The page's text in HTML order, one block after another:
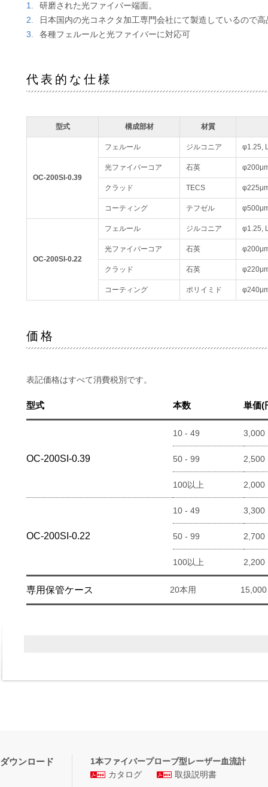
研磨された光ファイバー端面。
日本国内の光コネクタ加工専門会社にて製造しているので高
各種フェルールと光ファイバーに対応可
代表的な仕様
型式 構成部材 材質
OC-200SI-0.39
フェルール ジルコニア φ1.25,
光ファイバーコア 石英
クラッド TECS
コーティング テフゼル
OC-200SI-0.22
フェルール ジルコニア φ1.25,
光ファイバーコア 石英
クラッド 石英
コーティング ポリイミド
価格
表記価格はすべて消費税別です。
型式 本数 単価(
OC-200SI-0.39
10 - 49 3,000
50 - 99 2,500
100以上 2,000
OC-200SI-0.22
10 - 49 3,300
50 - 99 2,700
100以上 2,200
専用保管ケース 20本用 15,000
ダウンロード
1本ファイバープローブ型レーザー血流計
カタログ
取扱説明書